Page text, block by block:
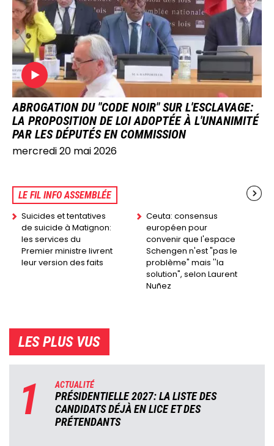
ABROGATION DU "CODE NOIR" SUR L'ESCLAVAGE:
LA PROPOSITION DE LOI ADOPTÉE À L'UNANIMITÉ
PAR LES DÉPUTÉS EN COMMISSION
mercredi 20 mai 2026
LE FIL INFO ASSEMBLÉE
Suicides et tentatives
de suicide à Matignon:
les services du
Premier ministre livrent
leur version des faits
Ceuta: consensus
européen pour
convenir que l'espace
Schengen n'est "pas le
problème" mais ''la
solution", selon Laurent
Nuñez
LES PLUS VUS
1 ACTUALITÉ
PRÉSIDENTIELLE 2027: LA LISTE DES
CANDIDATS DÉJÀ EN LICE ET DES
PRÉTENDANTS